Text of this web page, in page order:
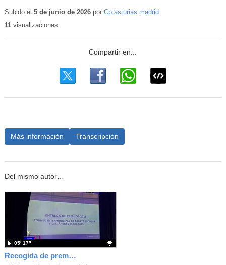
educativo
Subido el 5 de junio de 2026por Cp asturias madrid
11visualizaciones
Más información Transcripción
Del mismo autor…
Recogida de premios Bella y Bestia 26
05′ 17″